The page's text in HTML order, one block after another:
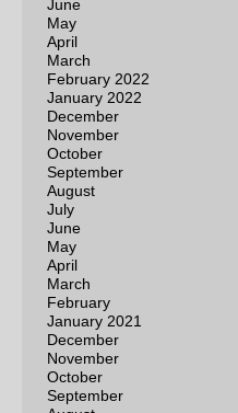
June
May
April
March
February 2022
January 2022
December
November
October
September
August
July
June
May
April
March
February
January 2021
December
November
October
September